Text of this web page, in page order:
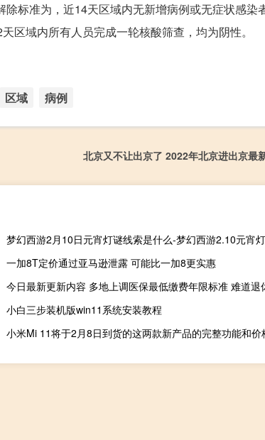
标准为，近14天区域内无新增病例或无症状感染
区域内所有人员完成一轮核酸筛查，均为阴性。
区域 病例
北京又不让出京了 2022年北京进出京最
梦幻西游2月10日元宵灯谜线索是什么-梦幻西游2.10元宵
一加8T定价通过亚马逊泄露 可能比一加8更实惠
小白三步装机版win11系统安装教程
小米Mi 11将于2月8日到货的这两款新产品的完整功能和价